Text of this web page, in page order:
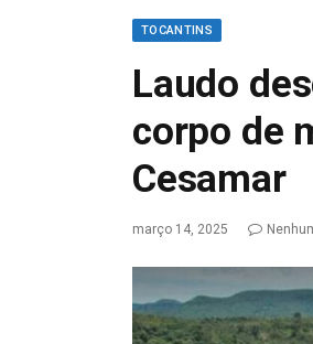
TOCANTINS
Laudo
corpo de
Cesamar
março 14, 2025